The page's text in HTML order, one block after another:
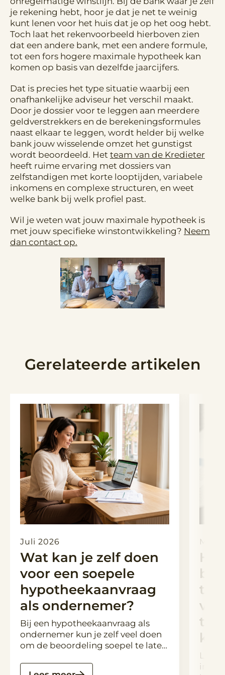
je rekening hebt, hoor je dat je net te weinig
kunt lenen voor het huis dat je op het oog hebt.
Toch laat het rekenvoorbeeld hierboven zien
dat een andere bank, met een andere formule,
tot een fors hogere maximale hypotheek kan
komen op basis van dezelfde jaarcijfers.
Dat is precies het type situatie waarbij een
onafhankelijke adviseur het verschil maakt.
Door je dossier voor te leggen aan meerdere
geldverstrekkers en de berekeningsformules
naast elkaar te leggen, wordt helder bij welke
bank jouw wisselende omzet het gunstigst
wordt beoordeeld. Het team van de Kredieter
heeft ruime ervaring met dossiers van
zelfstandigen met korte looptijden, variabele
inkomens en complexe structuren, en weet
welke bank bij welk profiel past.
Wil je weten wat jouw maximale hypotheek is
met jouw specifieke winstontwikkeling? Neem
dan contact op.
Gerelateerde artikelen
Juli 2026
Wat kan je zelf doen
voor een soepele
hypotheekaanvraag
als ondernemer?
Bij een hypotheekaanvraag als
ondernemer kun je zelf veel doen
om de beoordeling soepel te laten
dossier met actuele cijfers, een
Laat
in de